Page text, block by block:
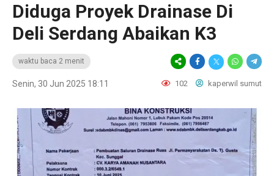
Diduga Proyek Drainase Di
Deli Serdang Abaikan K3
waktu baca 2 menit
Senin, 30 Jun 2025 18:11 102 kaperwil sumut